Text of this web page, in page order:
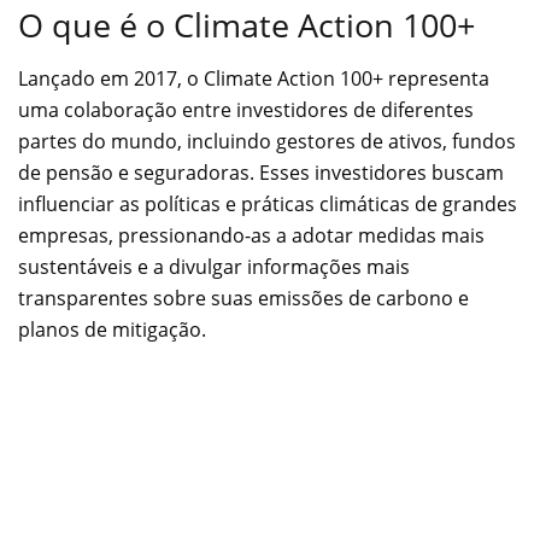
O que é o Climate Action 100+
Lançado em 2017, o Climate Action 100+ representa
uma colaboração entre investidores de diferentes
partes do mundo, incluindo gestores de ativos, fundos
de pensão e seguradoras. Esses investidores buscam
influenciar as políticas e práticas climáticas de grandes
empresas, pressionando-as a adotar medidas mais
sustentáveis e a divulgar informações mais
transparentes sobre suas emissões de carbono e
planos de mitigação.